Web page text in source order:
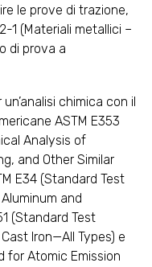
le prove di trazione,
1 (Materiali metallici –
di prova a
chimica con il
ASTM E353
Analysis of
and Other Similar
E34 (Standard Test
and
(Standard Test
Iron—All Types) e
for Atomic Emission